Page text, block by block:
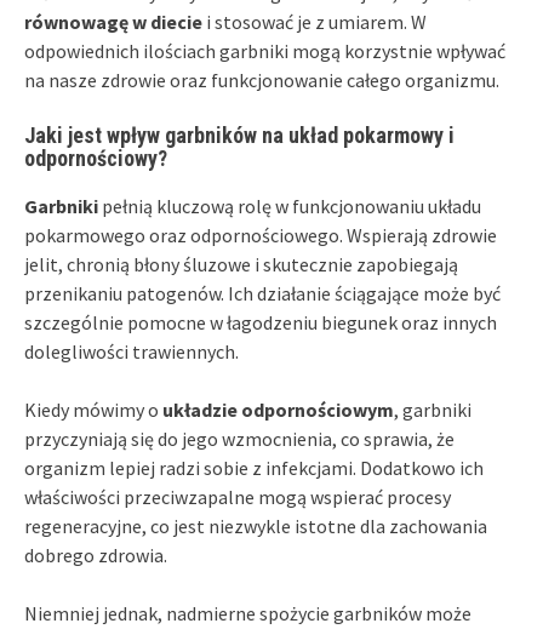
równowagę w diecie i stosować je z umiarem. W
odpowiednich ilościach garbniki mogą korzystnie wpływać
na nasze zdrowie oraz funkcjonowanie całego organizmu.
Jaki jest wpływ garbników na układ pokarmowy i
odpornościowy?
Garbniki pełnią kluczową rolę w funkcjonowaniu układu
pokarmowego oraz odpornościowego. Wspierają zdrowie
jelit, chronią błony śluzowe i skutecznie zapobiegają
przenikaniu patogenów. Ich działanie ściągające może być
szczególnie pomocne w łagodzeniu biegunek oraz innych
dolegliwości trawiennych.
Kiedy mówimy o układzie odpornościowym, garbniki
przyczyniają się do jego wzmocnienia, co sprawia, że
organizm lepiej radzi sobie z infekcjami. Dodatkowo ich
właściwości przeciwzapalne mogą wspierać procesy
regeneracyjne, co jest niezwykle istotne dla zachowania
dobrego zdrowia.
Niemniej jednak, nadmierne spożycie garbników może